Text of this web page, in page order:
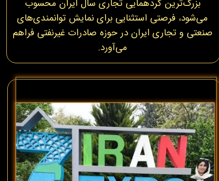
بزرگ‌ترین گردهمایی تجاری سال ایران محسوب
می‌شود، فرصتی استثنایی برای نمایش توانمندی‌های
صنعتی و تجاری ایران در حوزه صادرات غیرنفتی فراهم
می‌آورد.